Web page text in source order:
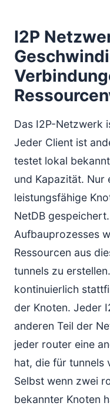
I2P
Das I2P-Netzwerk
Jeder Client ist
testet lokal
und Kapazität. Nur
leistungsfähige
NetDB
Aufbauprozesses
Ressourcen aus
tunnels zu
kontinuierlich
der Knoten. Jeder
anderen Teil der
jeder router eine
hat, die für tunnels
Selbst wenn zwei
bekannter Knoten